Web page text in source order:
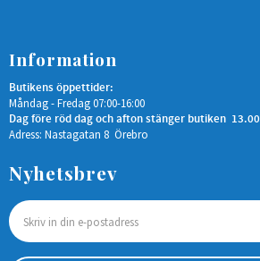
Information
Butikens öppettider:
Måndag - Fredag 07:00-16:00
Dag före röd dag och afton stänger butiken 13.00
Adress: Nastagatan 8 Örebro
Nyhetsbrev